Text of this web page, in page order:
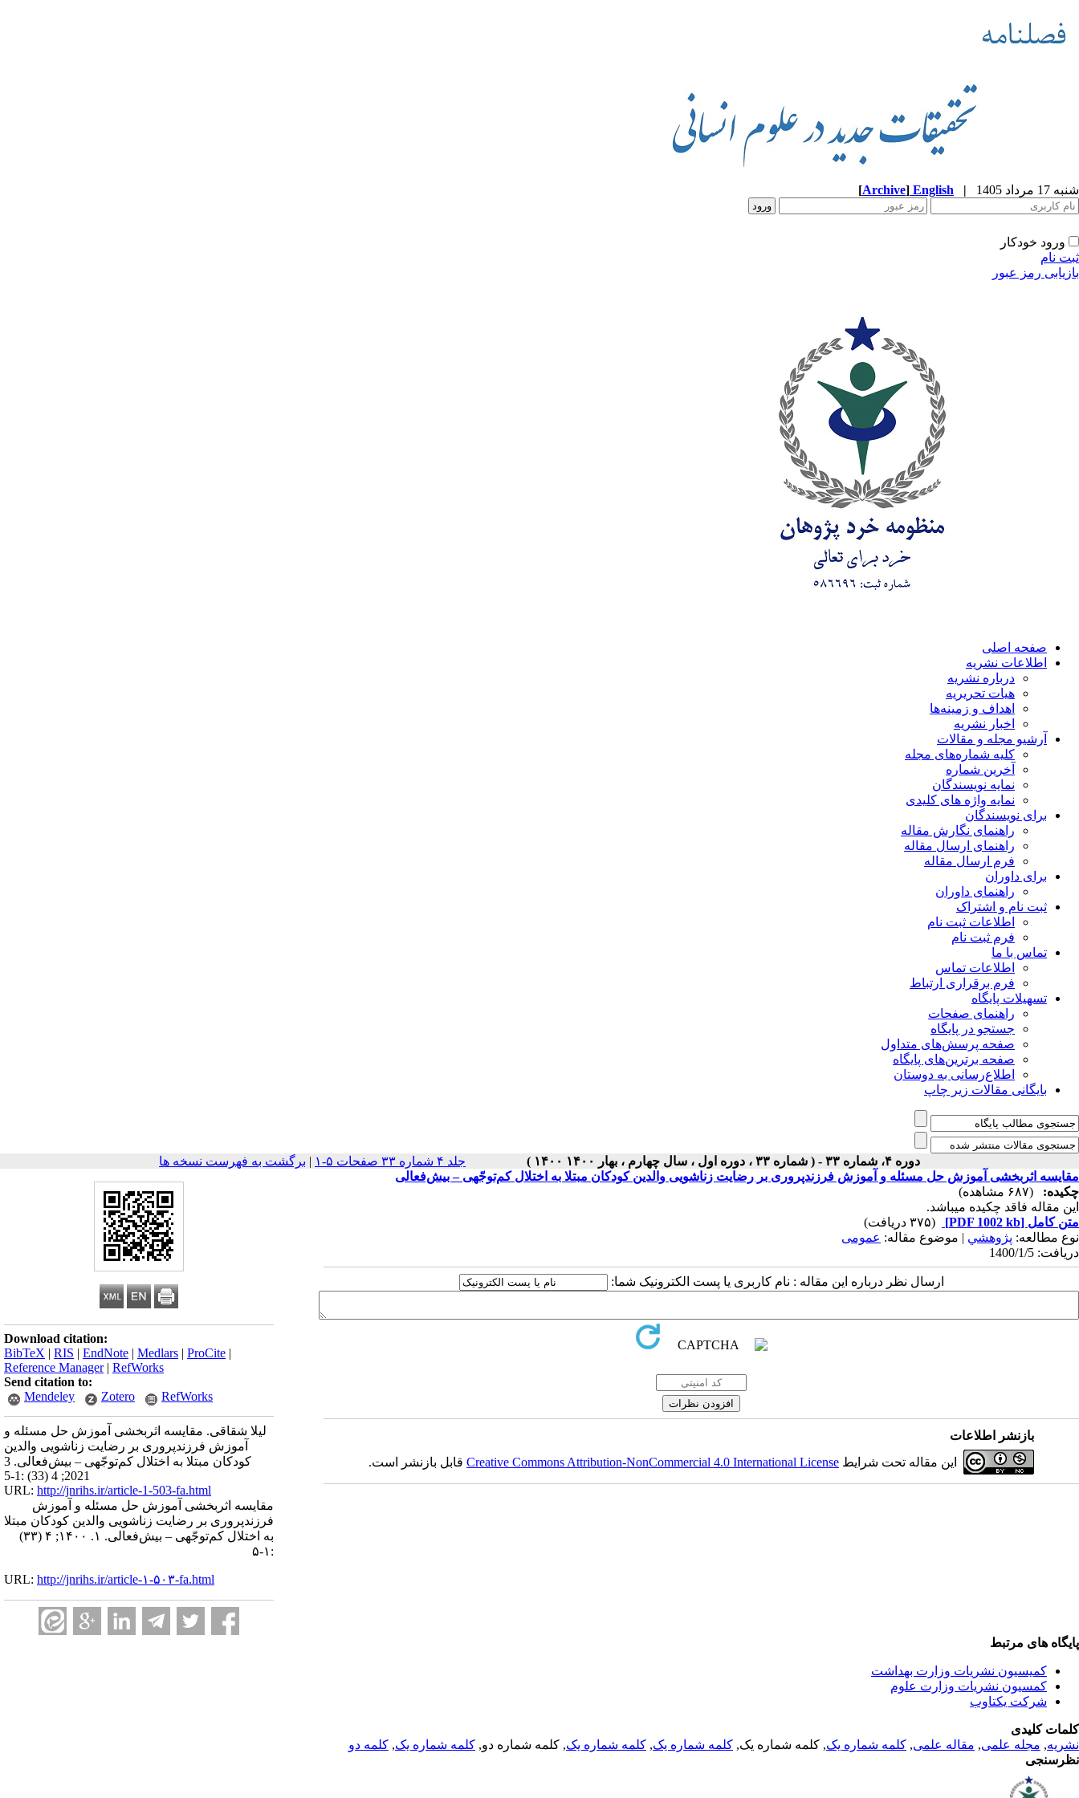
شنبه 17 مرداد 1405 |
English
[Archive]
ورود خودکار
ثبت نام
بازیابی رمز عبور
صفحه اصلی
اطلاعات نشریه
درباره نشریه
هیات تحریریه
اهداف و زمینه‌ها
اخبار نشریه
آرشیو مجله و مقالات
کلیه شماره‌های مجله
آخرین شماره
نمایه نویسندگان
نمایه واژه های کلیدی
برای نویسندگان
راهنمای نگارش مقاله
راهنمای ارسال مقاله
فرم ارسال مقاله
برای داوران
راهنمای داوران
ثبت نام و اشتراک
اطلاعات ثبت نام
فرم ثبت نام
تماس با ما
اطلاعات تماس
فرم برقراری ارتباط
تسهیلات پایگاه
راهنمای صفحات
جستجو در پایگاه
صفحه پرسش‌های متداول
صفحه برترین‌های پایگاه
اطلاع‌رسانی به دوستان
بایگانی مقالات زیر چاپ
دوره ۴، شماره ۳۳ - ( شماره ۳۳ ، دوره اول ، سال چهارم ، بهار ۱۴۰۰ ۱۴۰۰ ) جلد ۴ شماره ۳۳ صفحات ۵-۱ | برگشت به فهرست نسخه ها
Download citation:
BibTeX | RIS | EndNote | Medlars | ProCite |
Reference Manager| RefWorks
Send citation to:
Mendeley
Zotero RefWorks
لیلا شقاقی. مقایسه اثربخشی آموزش حل مسئله و
آموزش فرزندپروری بر رضایت زناشویی والدین
کودکان مبتلا به اختلال کم‌توجّهی – بیش‌فعالی. 3
2021; 4 (33) :1-5
URL: http://jnrihs.ir/article-1-503-fa.html
مقایسه اثربخشی آموزش حل مسئله و آموزش
فرزندپروری بر رضایت زناشویی والدین کودکان مبتلا
به اختلال کم‌توجّهی – بیش‌فعالی. ۱. ۱۴۰۰; ۴ (۳۳)
:۱-۵
URL: http://jnrihs.ir/article-۱-۵۰۳-fa.html
مقایسه اثربخشی آموزش حل مسئله و آموزش فرزندپروری بر رضایت زناشویی والدین کودکان مبتلا به اختلال کم‌توجّهی – بیش‌فعالی
چکیده:
(۶۸۷ مشاهده)
این مقاله فاقد چکیده می​باشد.
متن کامل [PDF 1002 kb]
(۳۷۵ دریافت)
نوع مطالعه: پژوهشي | موضوع مقاله: عمومى
دریافت: 1400/1/5
ارسال نظر درباره این مقاله : نام کاربری یا پست الکترونیک شما:
بازنشر اطلاعات
این مقاله تحت شرایط Creative Commons Attribution-NonCommercial 4.0 International Licenseقابل بازنشر است.
پایگاه های مرتبط
کمیسیون نشریات وزارت بهداشت
کمسیون نشریات وزارت علوم
شرکت یکتاوب
کلمات کلیدی
نشریه, مجله علمی, مقاله علمی, کلمه شماره یک, کلمه شماره یک, کلمه شماره یک, کلمه شماره یک, کلمه شماره دو, کلمه شماره یک, کلمه دو
نظرسنجی